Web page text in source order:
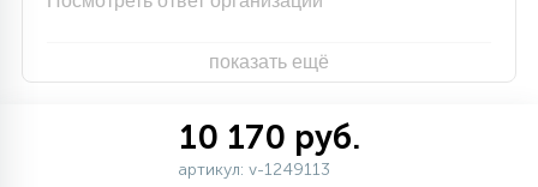
показать ещё
10 170 руб.
артикул: v-1249113